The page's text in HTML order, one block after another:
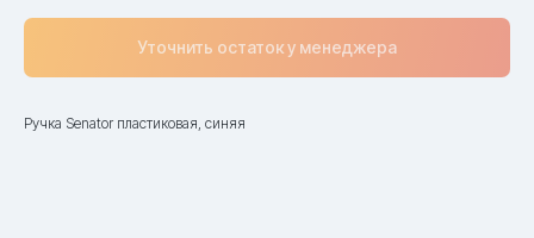
Уточнить остаток у менеджера
Ручка Senator пластиковая, синяя